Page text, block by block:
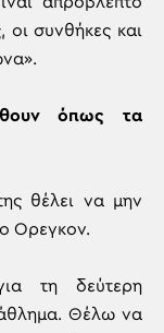
συνθήκες και
όπως τα
θέλει να μην
Ορεγκον.
τη δεύτερη
Θέλω να